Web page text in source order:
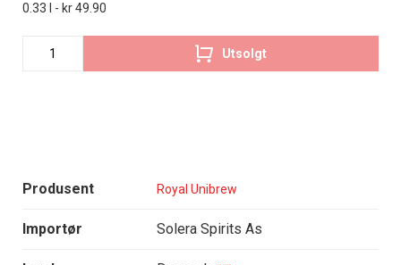
Produsent Royal Unibrew
Importør Solera Spirits As
0.33 l - kr 49.90
Utsolgt